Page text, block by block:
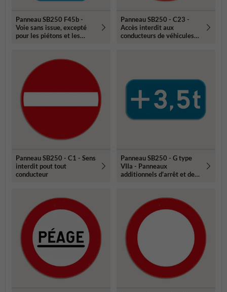
Panneau SB250 F45b -
Voie sans issue, excepté
pour les piétons et les
Panneau SB250 - C23 -
Accès interdit aux
conducteurs de véhicules
Panneau SB250 - C1 - Sens
interdit pout tout
conducteur
Panneau SB250 - G type
VIIa - Panneaux
additionnels d'arrêt et de